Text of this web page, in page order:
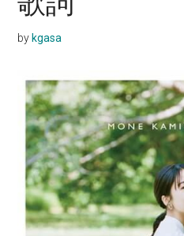
by kgasa